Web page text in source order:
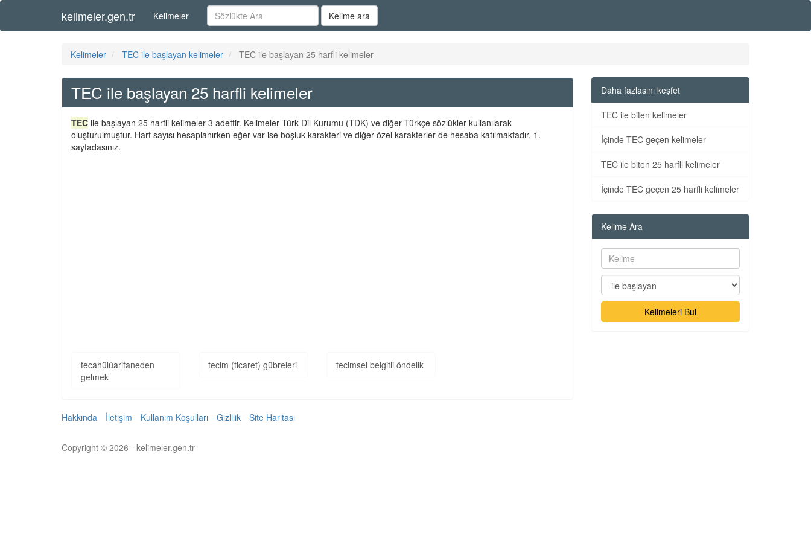
kelimeler.gen.tr Kelimeler Kelime ara
Kelimeler TEC ile başlayan kelimeler TEC ile başlayan 25 harfli kelimeler
TEC ile başlayan 25 harfli kelimeler
TEC ile başlayan 25 harfli kelimeler 3 adettir. Kelimeler Türk Dil Kurumu (TDK) ve diğer Türkçe sözlükler kullanılarak
oluşturulmuştur. Harf sayısı hesaplanırken eğer var ise boşluk karakteri ve diğer özel karakterler de hesaba katılmaktadır. 1.
sayfadasınız.
tecahülüarifaneden
gelmek
tecim (ticaret) gübreleri tecimsel belgitli öndelik
Daha fazlasını keşfet
TEC ile biten kelimeler
İçinde TEC geçen kelimeler
TEC ile biten 25 harfli kelimeler
İçinde TEC geçen 25 harfli kelimeler
Kelime Ara
Kelimeleri Bul
Hakkında İletişim Kullanım Koşulları Gizlilik Site Haritası
Copyright © 2026 - kelimeler.gen.tr